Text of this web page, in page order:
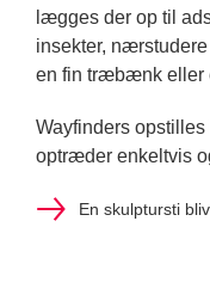
lægges der op til
insekter,
en fin træbænk eller
Wayfinders
optræder enkeltvis
En skulptursti